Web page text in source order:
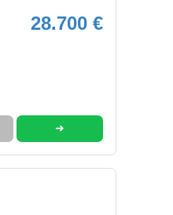
28.700 €
➜